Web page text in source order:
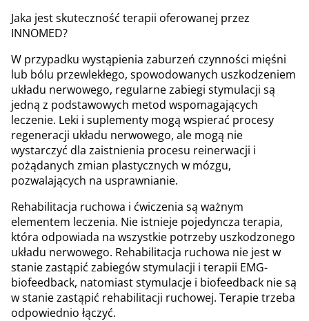
Jaka jest skuteczność terapii oferowanej przez
INNOMED?
W przypadku wystąpienia zaburzeń czynności mięśni
lub bólu przewlekłego, spowodowanych uszkodzeniem
układu nerwowego, regularne zabiegi stymulacji są
jedną z podstawowych metod wspomagających
leczenie. Leki i suplementy mogą wspierać procesy
regeneracji układu nerwowego, ale mogą nie
wystarczyć dla zaistnienia procesu reinerwacji i
pożądanych zmian plastycznych w mózgu,
pozwalających na usprawnianie.
Rehabilitacja ruchowa i ćwiczenia są ważnym
elementem leczenia. Nie istnieje pojedyncza terapia,
która odpowiada na wszystkie potrzeby uszkodzonego
układu nerwowego. Rehabilitacja ruchowa nie jest w
stanie zastąpić zabiegów stymulacji i terapii EMG-
biofeedback, natomiast stymulacje i biofeedback nie są
w stanie zastąpić rehabilitacji ruchowej. Terapie trzeba
odpowiednio łączyć.